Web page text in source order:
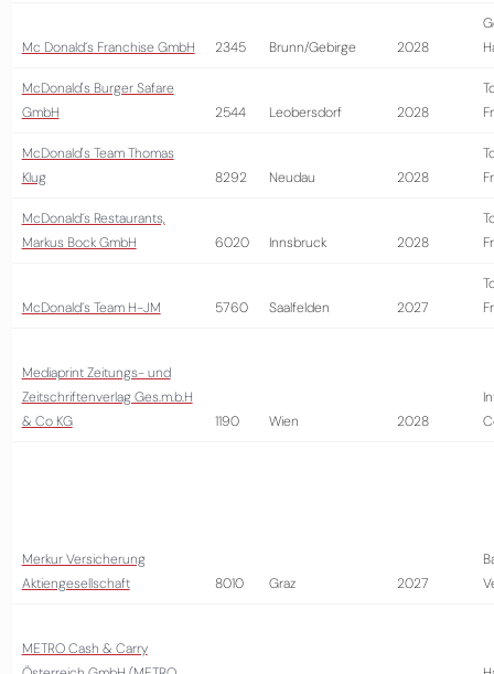
Mc Donald´s Franchise GmbH 2345 Brunn/Gebirge 2028
McDonald's Burger Safare
GmbH
2544 Leobersdorf 2028
McDonald's Team Thomas
Klug
8292 Neudau 2028
McDonald´s Restaurants,
Markus Bock GmbH
6020 Innsbruck 2028
McDonald´s Team H-JM 5760 Saalfelden 2027
Mediaprint Zeitungs- und
Zeitschriftenverlag Ges.m.b.H
& Co KG
1190 Wien 2028
Merkur Versicherung
Aktiengesellschaft
8010 Graz 2027
METRO Cash & Carry